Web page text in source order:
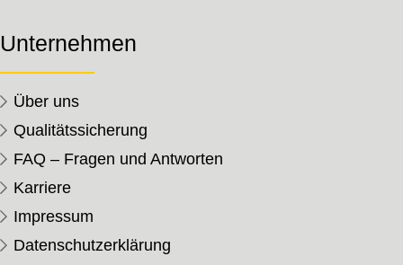
Unternehmen
Über uns
Qualitätssicherung
FAQ – Fragen und Antworten
Karriere
Impressum
Datenschutzerklärung